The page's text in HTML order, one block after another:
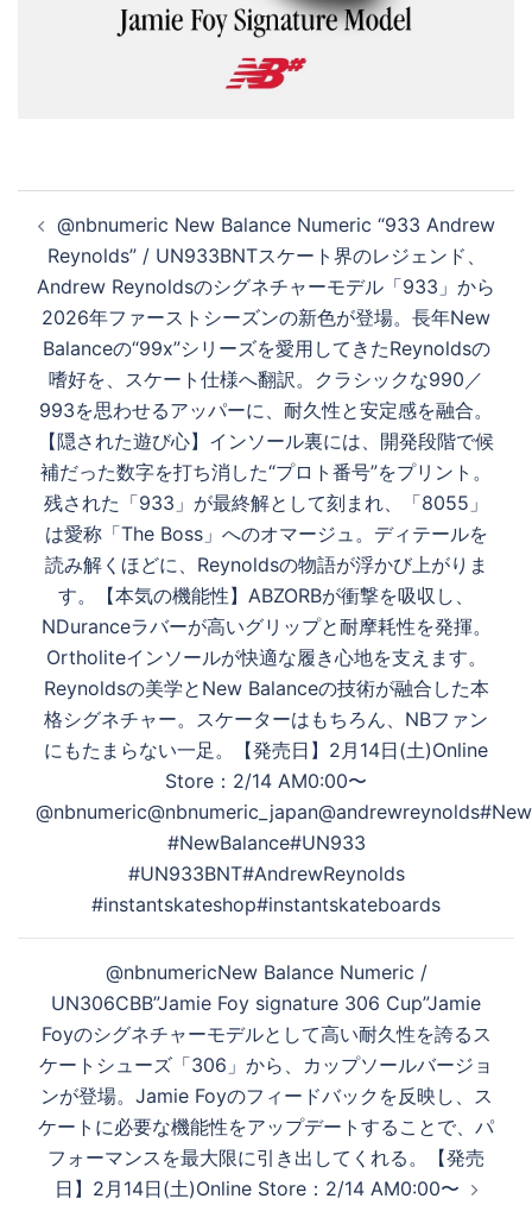
稿
ナ
ビ
ゲ
シ
ン
@nbnumeric New Balance Numeric “933 Andrew
Reynolds” / UN933BNTスケート界のレジェンド、
Andrew Reynoldsのシグネチャーモデル「933」から
2026年ファーストシーズンの新色が登場。長年New
Balanceの“99x”シリーズを愛用してきたReynoldsの
嗜好を、スケート仕様へ翻訳。クラシックな990／
993を思わせるアッパーに、耐久性と安定感を融合。
【隠された遊び心】インソール裏には、開発段階で候
補だった数字を打ち消した“プロト番号”をプリント。
残された「933」が最終解として刻まれ、「8055」
は愛称「The Boss」へのオマージュ。ディテールを
読み解くほどに、Reynoldsの物語が浮かび上がりま
す。【本気の機能性】ABZORBが衝撃を吸収し、
NDuranceラバーが高いグリップと耐摩耗性を発揮。
Ortholiteインソールが快適な履き心地を支えます。
Reynoldsの美学とNew Balanceの技術が融合した本
格シグネチャー。スケーターはもちろん、NBファン
にもたまらない一足。【発売日】2月14日(土)Online
Store：2/14 AM0:00〜
#NewBalance#UN933
#UN933BNT#AndrewReynolds
#instantskateshop#instantskateboards
@nbnumericNew Balance Numeric /
UN306CBB”Jamie Foy signature 306 Cup”Jamie
Foyのシグネチャーモデルとして高い耐久性を誇るス
ケートシューズ「306」から、カップソールバージョ
ンが登場。Jamie Foyのフィードバックを反映し、ス
ケートに必要な機能性をアップデートすることで、パ
フォーマンスを最大限に引き出してくれる。【発売
日】2月14日(土)Online Store：2/14 AM0:00〜